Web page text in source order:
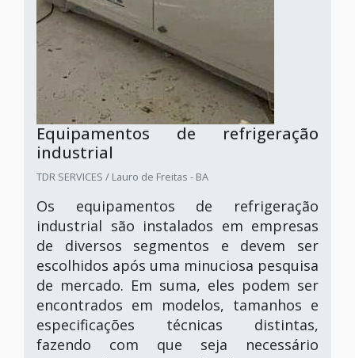
Equipamentos de refrigeração
industrial
TDR SERVICES / Lauro de Freitas - BA
Os equipamentos de refrigeração
industrial são instalados em empresas
de diversos segmentos e devem ser
escolhidos após uma minuciosa pesquisa
de mercado. Em suma, eles podem ser
encontrados em modelos, tamanhos e
especificações técnicas distintas,
fazendo com que seja necessário